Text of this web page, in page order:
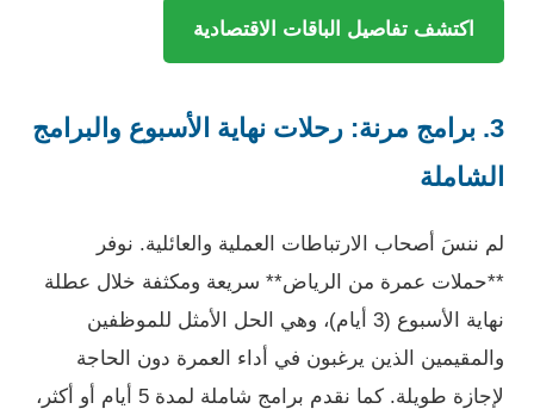
اكتشف تفاصيل الباقات الاقتصادية
3. برامج مرنة: رحلات نهاية الأسبوع والبرامج
الشاملة
لم ننسَ أصحاب الارتباطات العملية والعائلية. نوفر
**حملات عمرة من الرياض** سريعة ومكثفة خلال عطلة
نهاية الأسبوع (3 أيام)، وهي الحل الأمثل للموظفين
والمقيمين الذين يرغبون في أداء العمرة دون الحاجة
لإجازة طويلة. كما نقدم برامج شاملة لمدة 5 أيام أو أكثر،